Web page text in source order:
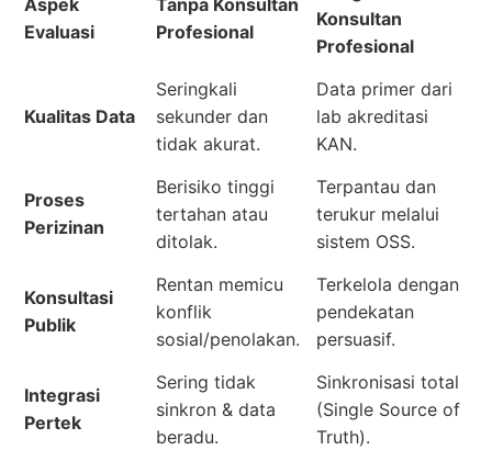
Aspek
Evaluasi
Tanpa Konsultan
Profesional
Konsultan
Profesional
Kualitas Data
Seringkali
sekunder dan
tidak akurat.
Data primer dari
lab akreditasi
KAN.
Proses
Perizinan
Berisiko tinggi
tertahan atau
ditolak.
Terpantau dan
terukur melalui
sistem OSS.
Konsultasi
Publik
Rentan memicu
konflik
sosial/penolakan.
Terkelola dengan
pendekatan
persuasif.
Integrasi
Pertek
Sering tidak
sinkron & data
beradu.
Sinkronisasi total
(Single Source of
Truth).